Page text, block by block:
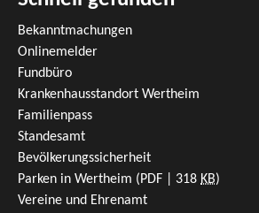
Bekanntmachungen
Onlinemelder
Fundbüro
Krankenhausstandort Wertheim
Familienpass
Standesamt
Bevölkerungssicherheit
Parken in Wertheim (PDF | 318 KB)
Vereine und Ehrenamt